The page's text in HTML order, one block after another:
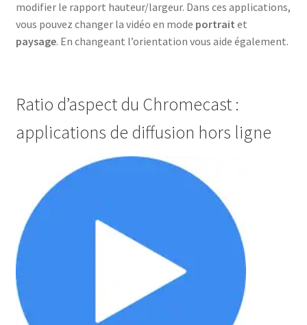
modifier le rapport hauteur/largeur. Dans ces applications,
vous pouvez changer la vidéo en mode portrait et
paysage. En changeant l’orientation vous aide également.
Ratio d’aspect du Chromecast :
applications de diffusion hors ligne